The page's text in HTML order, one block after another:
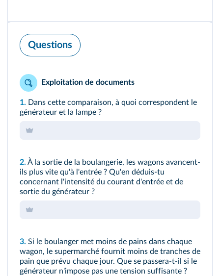
Questions
Exploitation de documents
1. Dans cette comparaison, à quoi correspondent le
générateur et la lampe ?
2. À la sortie de la boulangerie, les wagons avancent-
ils plus vite qu'à l'entrée ? Qu'en déduis-tu
concernant l'intensité du courant d'entrée et de
sortie du générateur ?
3. Si le boulanger met moins de pains dans chaque
wagon, le supermarché fournit moins de tranches de
pain que prévu chaque jour. Que se passera-t-il si le
générateur n'impose pas une tension suffisante ?